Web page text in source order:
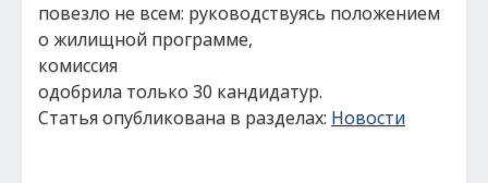
повезло не всем: руководствуясь положением
о жилищной программе,
комиссия
одобрила только 30 кандидатур.
Статья опубликована в разделах: Новости